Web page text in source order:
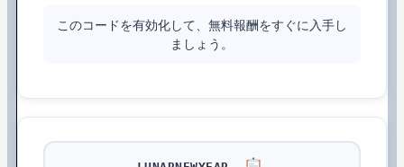
このコードを有効化して、無料報酬をすぐに入手し
ましょう。